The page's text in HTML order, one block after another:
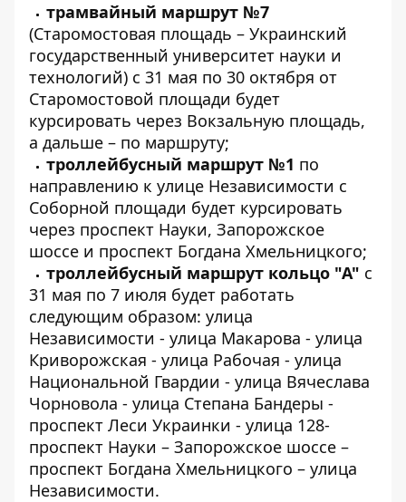
трамвайный маршрут №7
(Старомостовая площадь – Украинский
государственный университет науки и
технологий) с 31 мая по 30 октября от
Старомостовой площади будет
курсировать через Вокзальную площадь,
а дальше – по маршруту;
троллейбусный маршрут №1 по
направлению к улице Независимости с
Соборной площади будет курсировать
через проспект Науки, Запорожское
шоссе и проспект Богдана Хмельницкого;
троллейбусный маршрут кольцо "А" с
31 мая по 7 июля будет работать
следующим образом: улица
Независимости - улица Макарова - улица
Криворожская - улица Рабочая - улица
Национальной Гвардии - улица Вячеслава
Чорновола - улица Степана Бандеры -
проспект Леси Украинки - улица 128-
проспект Науки – Запорожское шоссе –
проспект Богдана Хмельницкого – улица
Независимости.